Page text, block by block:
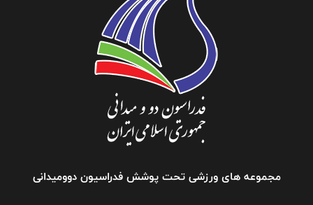
مجموعه های ورزشی تحت پوشش فدراسیون دوومیدانی